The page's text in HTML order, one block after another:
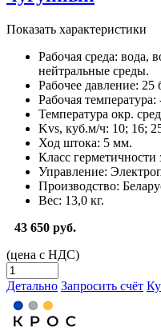
Показать характеристики
Рабочая среда: вода,
нейтральные среды.
Рабочее давление: 25
Рабочая температура:
Температура окр.
Kvs, куб.м/ч: 10; 16;
Ход штока: 5 мм.
Класс герметичности
Управление:
Производство:
Вес: 13,0 кг.
43 650 руб.
(цена с НДС)
Детально Запросить счёт